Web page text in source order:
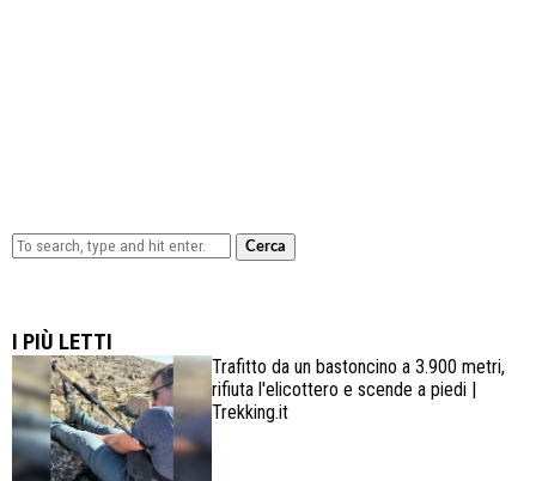
Cerca
I PIÙ LETTI
Trafitto da un bastoncino a 3.900 metri,
rifiuta l'elicottero e scende a piedi |
Trekking.it